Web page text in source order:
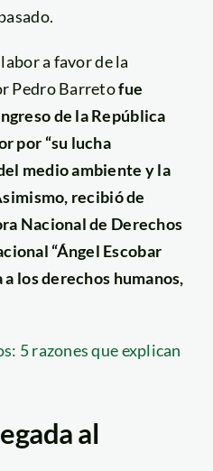
a favor de la
Pedro Barretofue
de la República
por “su lucha
medio ambiente y la
recibió de
Nacional de Derechos
“Ángel Escobar
a los derechos humanos,
5 razones que explican
al